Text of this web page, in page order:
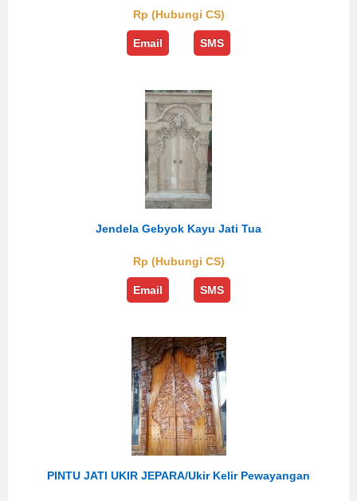
Rp (Hubungi CS)
Email SMS
Jendela Gebyok Kayu Jati Tua
Rp (Hubungi CS)
Email SMS
PINTU JATI UKIR JEPARA/ukir Kelir Pewayangan